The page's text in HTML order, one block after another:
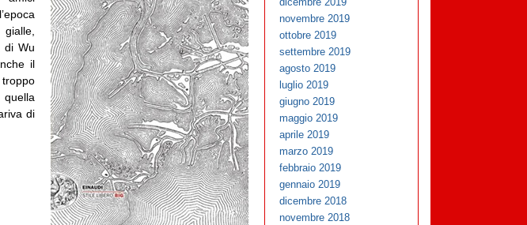
di Wu
il
quella
di
novembre 2019
ottobre 2019
settembre 2019
agosto 2019
luglio 2019
giugno 2019
maggio 2019
aprile 2019
marzo 2019
febbraio 2019
gennaio 2019
dicembre 2018
novembre 2018